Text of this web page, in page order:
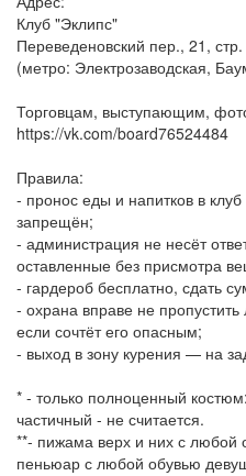
Клуб "Эклипс"
Переведеновский пер., 21, стр.
(метро: Электрозаводская,
Торговцам, выступающим,
https://vk.com/board76524484
Правила:
- пронос еды и напитков в
запрещён;
- администрация не несёт
оставленные без присмотра
- гардероб бесплатно, сдать
- охрана вправе не
если сочтёт его опасным;
- выход в зону курения — на
* - только полноценный
частичный - не считается.
**- пижама верх и них с любой
пеньюар с любой обувью